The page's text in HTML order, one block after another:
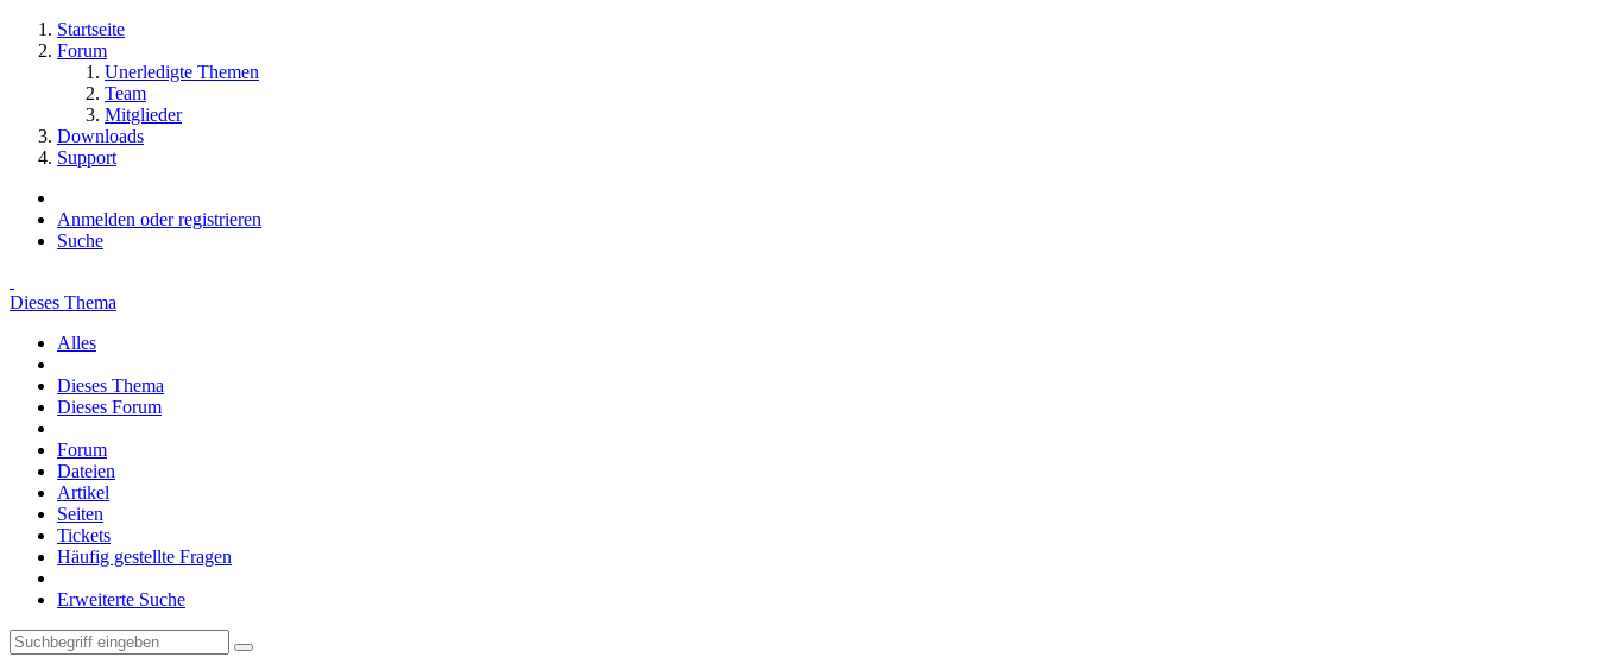
Startseite
Forum
Unerledigte Themen
Team
Mitglieder
Downloads
Support
Anmelden oder registrieren
Suche
Dieses Thema
Alles
Dieses Thema
Dieses Forum
Forum
Dateien
Artikel
Seiten
Tickets
Häufig gestellte Fragen
Erweiterte Suche